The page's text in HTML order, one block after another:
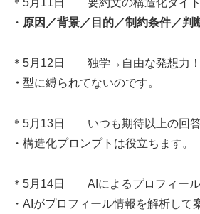
＊5月11日 要約文の構造化タイト
・ 原因／背景／目的／制約条件／判
＊5月12日 独学→自由な発想力！
・ 型に縛られてないのです。
＊5月13日 いつも期待以上の回答
・構造化プロンプトは役立ちます。
＊5月14日 AIによるプロフィール
・AIがプロフィール情報を解析して